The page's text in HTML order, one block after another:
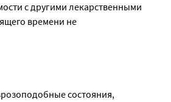
с другими лекарственными
времени не
состояния,